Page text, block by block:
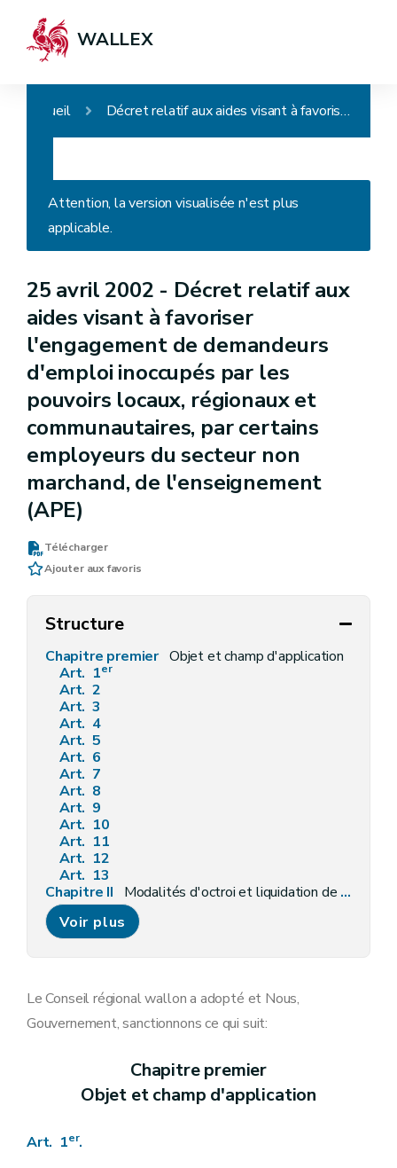
WALLEX
Accueil Décret relatif aux aides visant à favoriser l'engagement de demandeurs d'emploi inoccupés par les pouvoirs locaux, régionaux et communautaires, par certains employeurs du secteur non marchand, de l'enseignement (APE)
Attention, la version visualisée n'est plus
applicable.
25 avril 2002 - Décret relatif aux
aides visant à favoriser
l'engagement de demandeurs
d'emploi inoccupés par les
pouvoirs locaux, régionaux et
communautaires, par certains
employeurs du secteur non
marchand, de l'enseignement
(APE)
Télécharger
Ajouter aux favoris
Structure
Chapitre premier Objet et champ d'application
Art. 1er
Art. 2
Art. 3
Art. 4
Art. 5
Art. 6
Art. 7
Art. 8
Art. 9
Art. 10
Art. 11
Art. 12
Art. 13
Chapitre II
Modalités d'octroi et liquidation de l'aide
Art. 14
Section première
Art. 15
Section 3 Les employeurs du non marchand
Art. 17
Section 4 Les établissements d'enseignement
Les petites et moyennes entreprises
Section5 bis
Des emplois Jeunes dans les petites et moyennes entreprises et les spin-off
Art. 20
Voir plus
Le Conseil régional wallon a adopté et Nous,
Gouvernement, sanctionnons ce qui suit:
Chapitre premier
Objet et champ d'application
Art. 1er.